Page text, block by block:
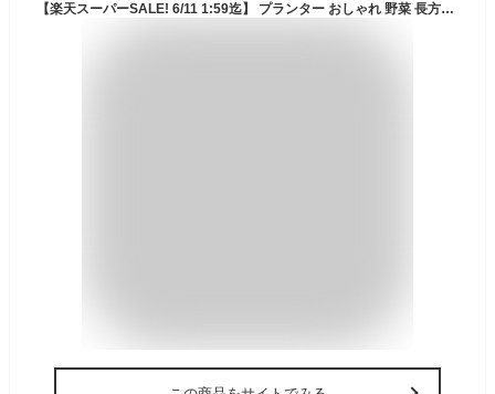
【楽天スーパーSALE! 6/11 1:59迄】 プランター おしゃれ 野菜 長方形 花壇 菜園 庭園 花 フラワーポット 園芸 植木鉢 棚 ガーデニング ガーデン 庭 屋外 家庭菜園 ベランダ ボックス 木製 フラワースタンド 室内 木製プランター スクエア イングリッシュガーデン GAR000012